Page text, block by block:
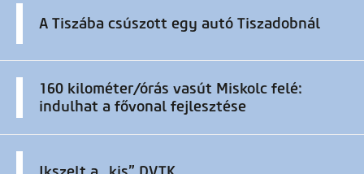
A Tiszába csúszott egy autó Tiszadobnál
160 kilométer/órás vasút Miskolc felé:
indulhat a fővonal fejlesztése